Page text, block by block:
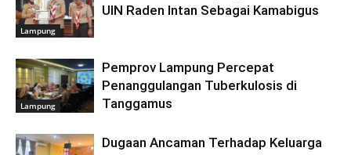
Lampung
UIN Raden Intan Sebagai Kamabigus
Lampung
Pemprov Lampung Percepat
Penanggulangan Tuberkulosis di
Tanggamus
Dugaan Ancaman Terhadap Keluarga